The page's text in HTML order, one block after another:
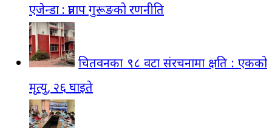
एजेन्डा : प्रताप गुरूङको रणनीति
चितवनका ९८ वटा संरचनामा क्षति : एकको
मृत्यु, २६ घाइते